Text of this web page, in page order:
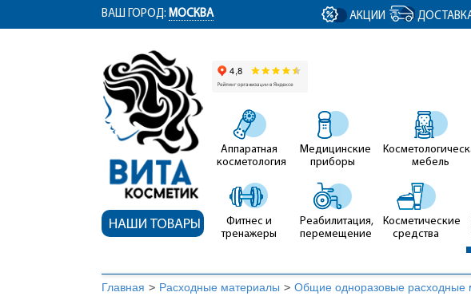
ym(12767704, 'getClientID', function(clientID) { document.getElementById('clientID').value =
ВАШ ГОРОД: МОСКВА АКЦИИ
НАШИ ТОВАРЫ
Аппаратная
косметология
Медицинские
приборы
мебель
Фитнес и
тренажеры
Реабилитация,
перемещение
Косметические
средства
Главная > Расходные материалы > Общие одноразовые расходные